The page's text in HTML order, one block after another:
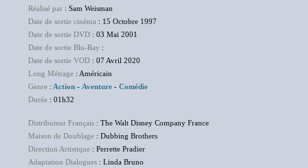
Réalisé par : Sam Weisman
Date de sortie cinéma : 15 Octobre 1997
Date de sortie DVD : 03 Mai 2001
Date de sortie Blu-Ray :
Date de sortie VOD : 07 Avril 2020
Long Métrage : Américain
Genre : Action - Aventure - Comédie
Durée : 01h32
Distributeur Français : The Walt Disney Company France
Maison de Doublage : Dubbing Brothers
Direction Artistique : Perrette Pradier
Adaptation Dialogues : Linda Bruno